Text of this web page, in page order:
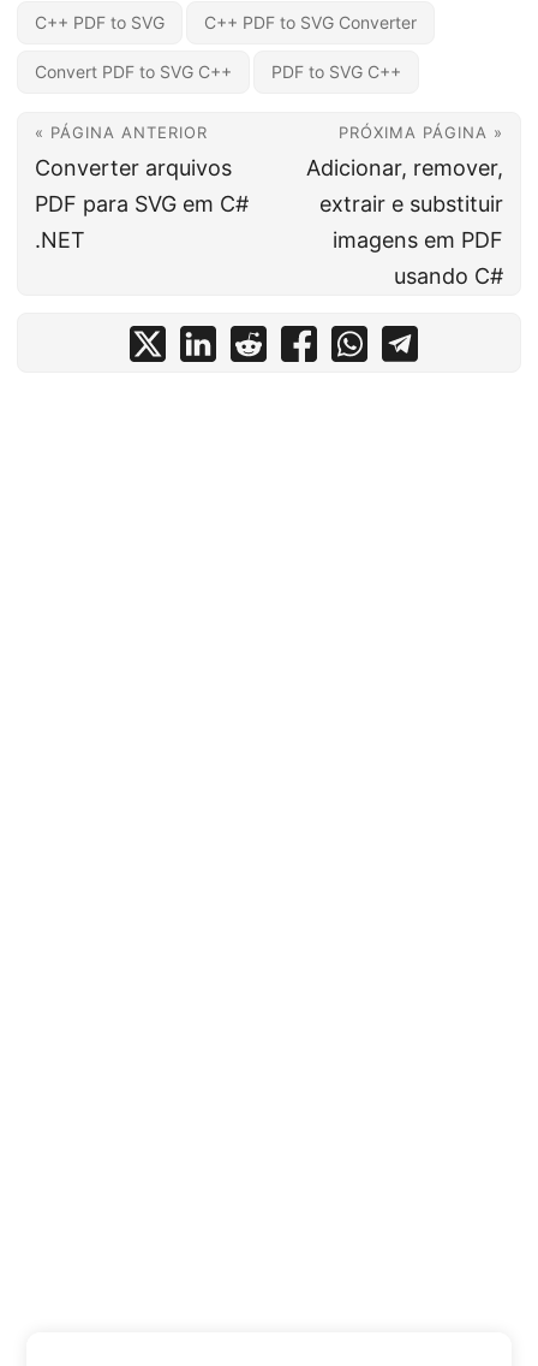
C++ PDF to SVG C++ PDF to SVG Converter
Convert PDF to SVG C++ PDF to SVG C++
« PÁGINA ANTERIOR
Converter arquivos
PDF para SVG em C#
.NET
PRÓXIMA PÁGINA »
Adicionar, remover,
extrair e substituir
imagens em PDF
usando C#